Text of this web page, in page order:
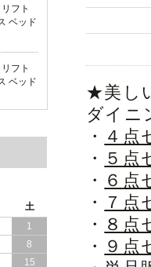
★美し
ダイニ
・ ４点
・ ５点
・ ６点
・
７点
・ ８点
・ ９点
フト
ベッド
フト
ベッド
ップ
設置サ
クトな
土
1
8
15